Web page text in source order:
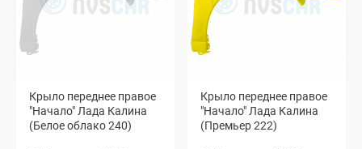
Крыло переднее правое
"Начало" Лада Калина
(Белое облако 240)
Крыло переднее правое
"Начало" Лада Калина
(Премьер 222)